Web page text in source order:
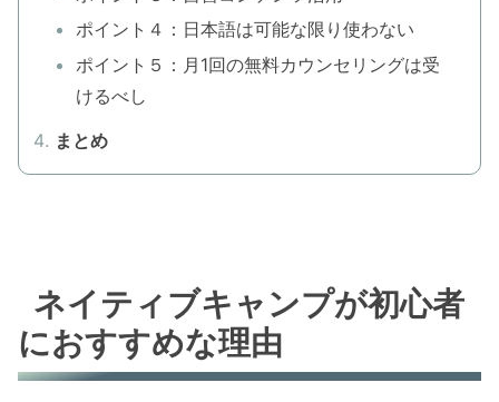
ポイント４：日本語は可能な限り使わない
ポイント５：月1回の無料カウンセリングは受
けるべし
まとめ
ネイティブキャンプが初心者
におすすめな理由